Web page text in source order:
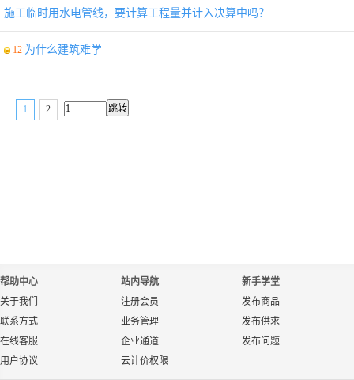
施工临时用水电管线，要计算工程量并计入决算中吗？
12 为什么建筑难学
1 2
帮助中心
关于我们
联系方式
在线客服
用户协议
站内导航
注册会员
业务管理
企业通道
云计价权限
新手学堂
发布商品
发布供求
发布问题